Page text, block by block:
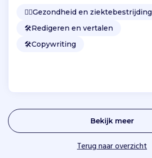
👩‍⚕️Gezondheid en ziektebestrijding
🛠️Redigeren en vertalen
🛠️Copywriting
Bekijk meer
Terug naar overzicht